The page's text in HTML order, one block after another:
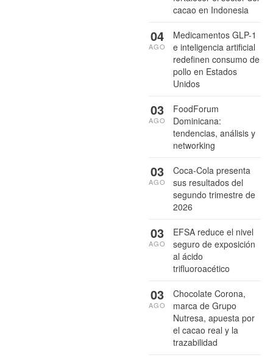
cacao en Indonesia
Medicamentos GLP-1
e inteligencia artificial
redefinen consumo de
pollo en Estados
Unidos
04
AGO
FoodForum
Dominicana:
tendencias, análisis y
networking
03
AGO
Coca-Cola presenta
sus resultados del
segundo trimestre de
2026
03
AGO
EFSA reduce el nivel
seguro de exposición
al ácido
trifluoroacético
03
AGO
Chocolate Corona,
marca de Grupo
Nutresa, apuesta por
el cacao real y la
trazabilidad
03
AGO